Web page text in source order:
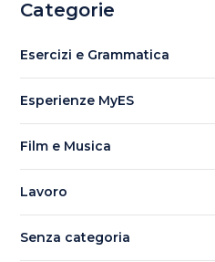
Categorie
Esercizi e Grammatica
Esperienze MyES
Film e Musica
Lavoro
Senza categoria